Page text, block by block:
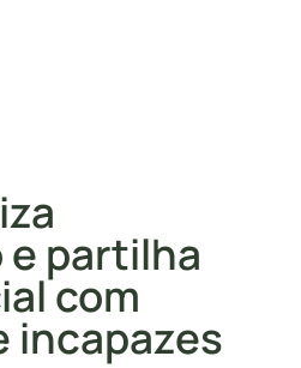
partilha
com
incapazes